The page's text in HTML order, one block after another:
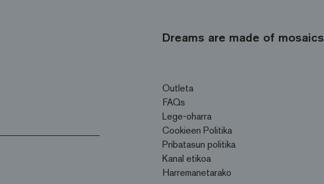
Dreams are made of mosaics
Outleta
FAQs
Lege-oharra
Cookieen Politika
Pribatasun politika
Kanal etikoa
Harremanetarako